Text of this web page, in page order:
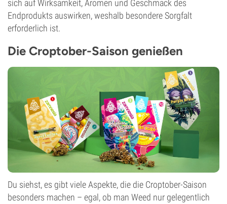
sich auf Wirksamkeit, Aromen und Geschmack des
Endprodukts auswirken, weshalb besondere Sorgfalt
erforderlich ist.
Die Croptober-Saison genießen
Du siehst, es gibt viele Aspekte, die die Croptober-Saison
besonders machen – egal, ob man Weed nur gelegentlich